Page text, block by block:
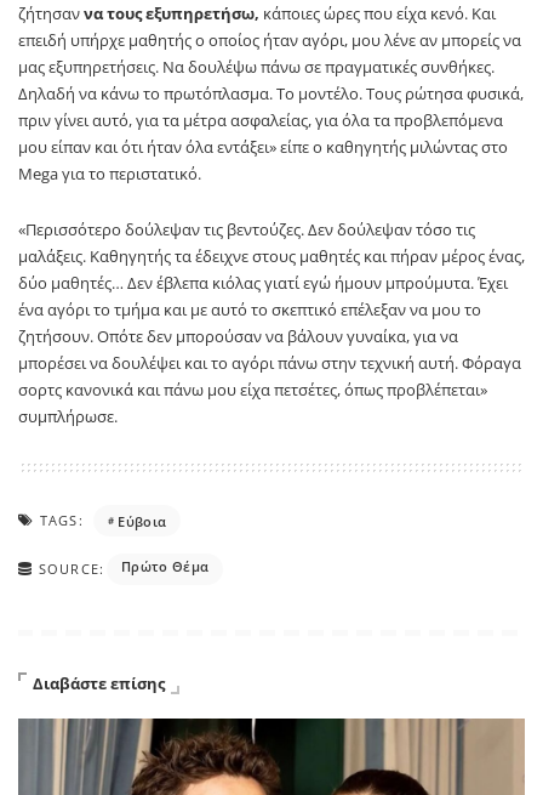
ζήτησαννα τους εξυπηρετήσω, κάποιες ώρες που είχα κενό. Και
επειδή υπήρχε μαθητής ο οποίος ήταν αγόρι, μου λένε αν μπορείς να
μας εξυπηρετήσεις. Να δουλέψω πάνω σε πραγματικές συνθήκες.
Δηλαδή να κάνω το πρωτόπλασμα. Το μοντέλο. Τους ρώτησα φυσικά,
πριν γίνει αυτό, για τα μέτρα ασφαλείας, για όλα τα προβλεπόμενα
μου είπαν και ότι ήταν όλα εντάξει» είπε ο καθηγητής μιλώντας στο
Mega για το περιστατικό.
«Περισσότερο δούλεψαν τις βεντούζες. Δεν δούλεψαν τόσο τις
μαλάξεις. Καθηγητής τα έδειχνε στους μαθητές και πήραν μέρος ένας,
δύο μαθητές… Δεν έβλεπα κιόλας γιατί εγώ ήμουν μπρούμυτα. Έχει
ένα αγόρι το τμήμα και με αυτό το σκεπτικό επέλεξαν να μου το
ζητήσουν. Οπότε δεν μπορούσαν να βάλουν γυναίκα, για να
μπορέσει να δουλέψει και το αγόρι πάνω στην τεχνική αυτή. Φόραγα
σορτς κανονικά και πάνω μου είχα πετσέτες, όπως προβλέπεται»
συμπλήρωσε.
TAGS: Εύβοια
SOURCE: Πρώτο Θέμα
Διαβάστε επίσης